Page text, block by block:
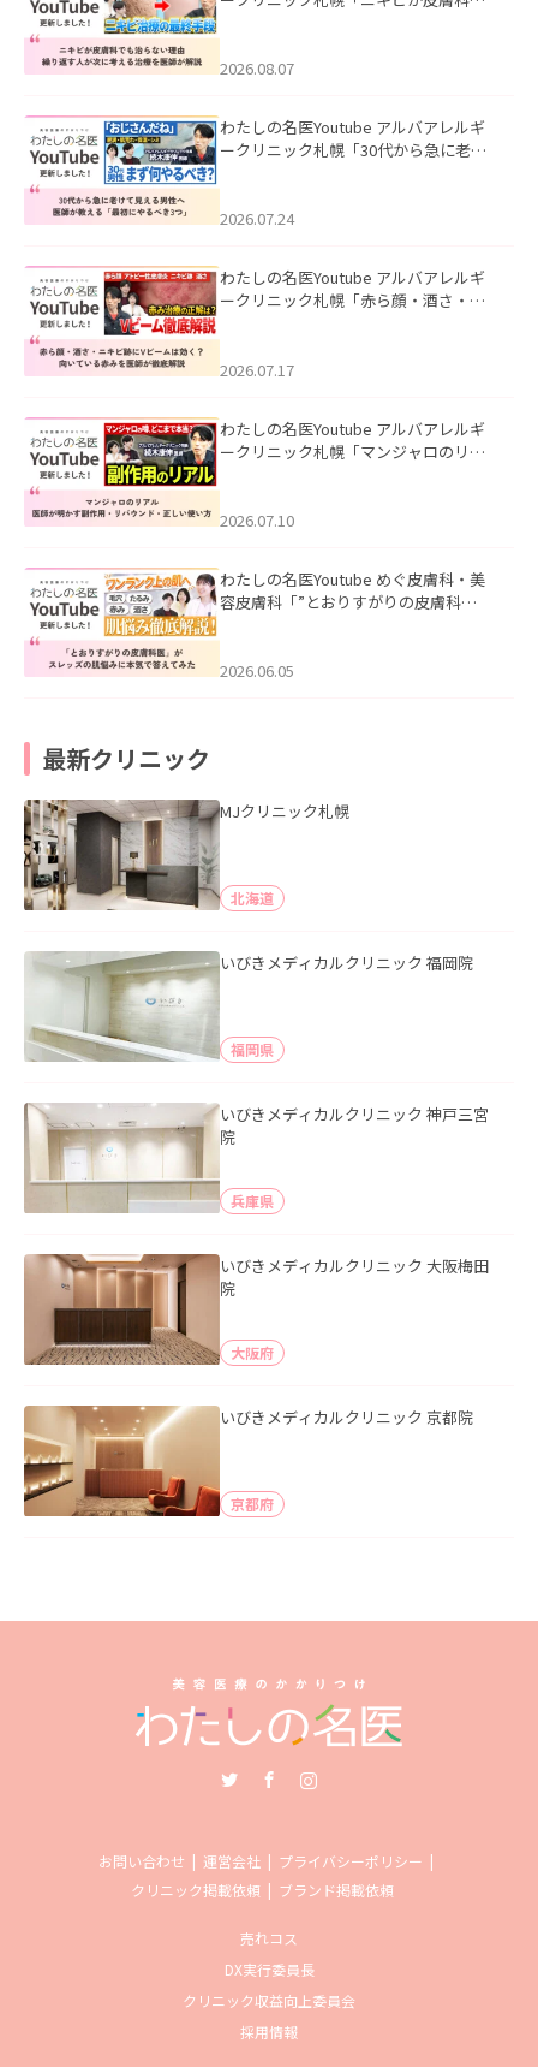
ました。
2026.08.07
わたしの名医Youtube アルバアレルギ
ークリニック札幌「30代から急に老け
た。
2026.07.24
わたしの名医Youtube アルバアレルギ
ークリニック札幌「赤ら顔・酒さ・ニ
した。
2026.07.17
わたしの名医Youtube アルバアレルギ
ークリニック札幌「マンジャロのリア
た。
2026.07.10
わたしの名医Youtube めぐ皮膚科・美
容皮膚科「”とおりすがりの皮膚科
2026.06.05
最新クリニック
MJクリニック札幌
北海道
いびきメディカルクリニック 福岡院
福岡県
いびきメディカルクリニック 神戸三宮
院
兵庫県
いびきメディカルクリニック 大阪梅田
院
大阪府
いびきメディカルクリニック 京都院
京都府
お問い合わせ 運営会社
プライバシーポリシー
クリニック掲載依頼
ブランド掲載依頼
売れコス
DX実行委員長
クリニック収益向上委員会
採用情報